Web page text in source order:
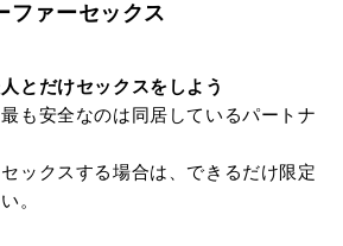
ファーセックス
とだけセックスをしよう
も安全なのは同居しているパートナ
ックスする場合は、できるだけ限定
。